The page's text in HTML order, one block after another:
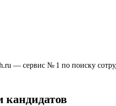
— сервис № 1 по поиску